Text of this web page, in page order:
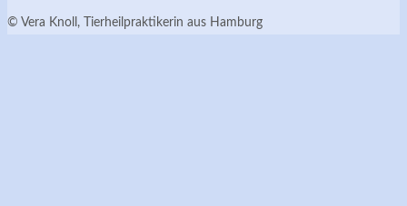
© Vera Knoll, Tierheilpraktikerin aus Hamburg